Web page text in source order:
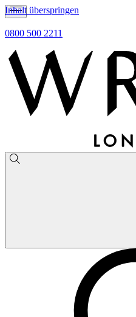
Inhalt überspringen
0800 500 2211